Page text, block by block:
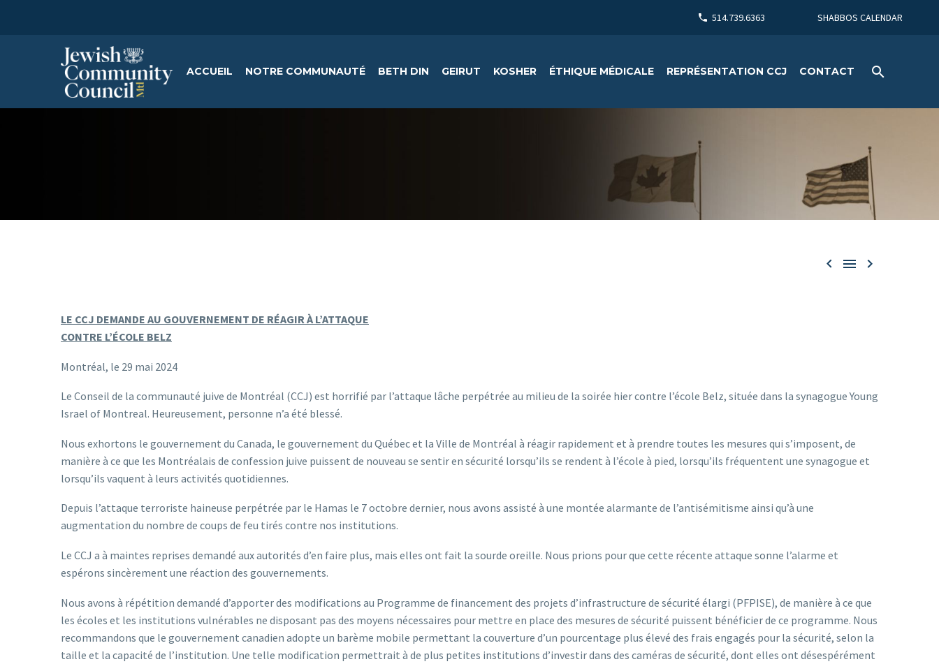
514.739.6363 SHABBOS CALENDAR
ACCUEIL NOTRE COMMUNAUTÉ BETH DIN GEIRUT KOSHER ÉTHIQUE MÉDICALE REPRÉSENTATION CCJ CONTACT
  
LE CCJ DEMANDE AU GOUVERNEMENT DE RÉAGIR À L’ATTAQUE
CONTRE L’ÉCOLE BELZ
Montréal, le 29 mai 2024
Le Conseil de la communauté juive de Montréal (CCJ) est horrifié par l’attaque lâche perpétrée au milieu de la soirée hier contre l’école Belz, située dans la synagogue Young
Israel of Montreal. Heureusement, personne n’a été blessé.
Nous exhortons le gouvernement du Canada, le gouvernement du Québec et la Ville de Montréal à réagir rapidement et à prendre toutes les mesures qui s’imposent, de
manière à ce que les Montréalais de confession juive puissent de nouveau se sentir en sécurité lorsqu’ils se rendent à l’école à pied, lorsqu’ils fréquentent une synagogue et
lorsqu’ils vaquent à leurs activités quotidiennes.
Depuis l’attaque terroriste haineuse perpétrée par le Hamas le 7 octobre dernier, nous avons assisté à une montée alarmante de l’antisémitisme ainsi qu’à une
augmentation du nombre de coups de feu tirés contre nos institutions.
Le CCJ a à maintes reprises demandé aux autorités d’en faire plus, mais elles ont fait la sourde oreille. Nous prions pour que cette récente attaque sonne l’alarme et
espérons sincèrement une réaction des gouvernements.
Nous avons à répétition demandé d’apporter des modifications au Programme de financement des projets d’infrastructure de sécurité élargi (PFPISE), de manière à ce que
les écoles et les institutions vulnérables ne disposant pas des moyens nécessaires pour mettre en place des mesures de sécurité puissent bénéficier de ce programme. Nous
recommandons que le gouvernement canadien adopte un barème mobile permettant la couverture d’un pourcentage plus élevé des frais engagés pour la sécurité, selon la
taille et la capacité de l’institution. Une telle modification permettrait à de plus petites institutions d’investir dans des caméras de sécurité, dont elles ont désespérément